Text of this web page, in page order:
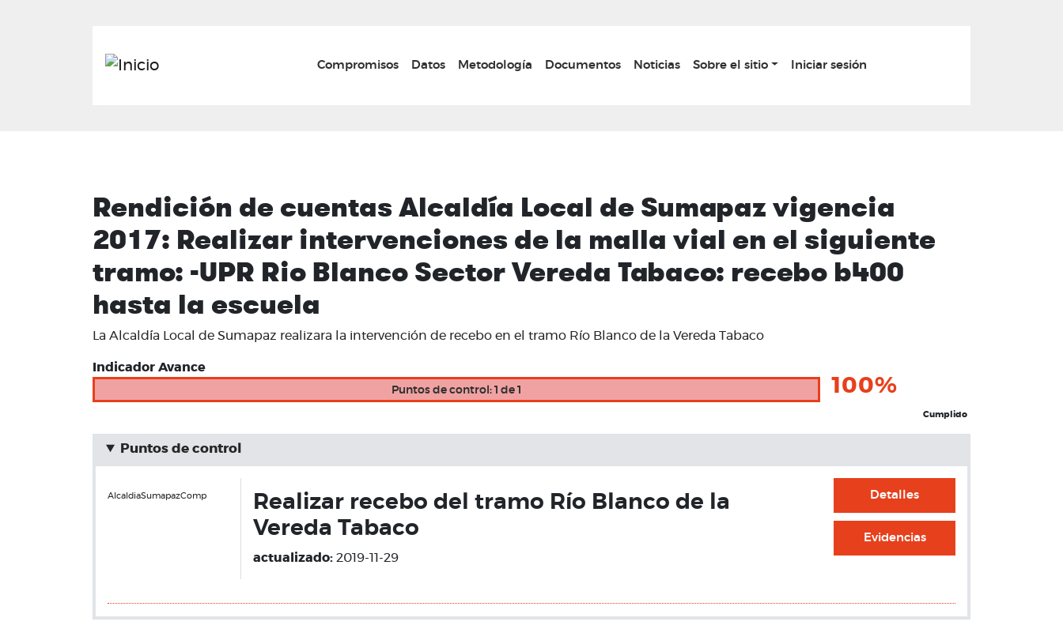
principal
Main navigation
Compromisos Datos Metodología Documentos Noticias Sobre el sitio Iniciar sesión
Rendición de cuentas Alcaldía Local de Sumapaz vigencia
2017: Realizar intervenciones de la malla vial en el siguiente
tramo: -UPR Rio Blanco Sector Vereda Tabaco: recebo b400
hasta la escuela
La Alcald´´ia Local de Sumapaz realizara la intervención de recebo en el tramo Río Blanco de la Vereda Tabaco
Indicador Avance
Puntos de control: 1 de 1 100%
Cumplido
Puntos de control
AlcaldiaSumapazComp
Realizar recebo del tramo Río Blanco de la
Vereda Tabaco
actualizado: 2019-11-29
Detalles
Evidencias